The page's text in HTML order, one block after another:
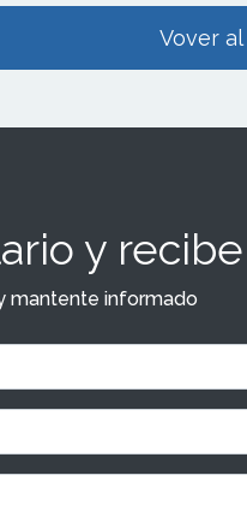
Vover
y
mantente informado